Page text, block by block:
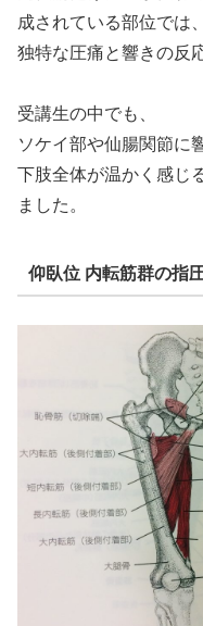
成されている部位では、
独特な圧痛と響きの反
受講生の中でも、
ソケイ部や仙腸関節に
下肢全体が温かく感じ
ました。
仰臥位 内転筋群の指